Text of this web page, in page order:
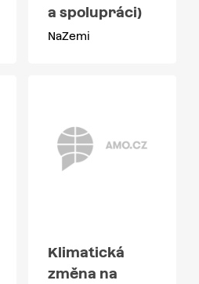
a spolupráci)
NaZemi
Klimatická
změna na